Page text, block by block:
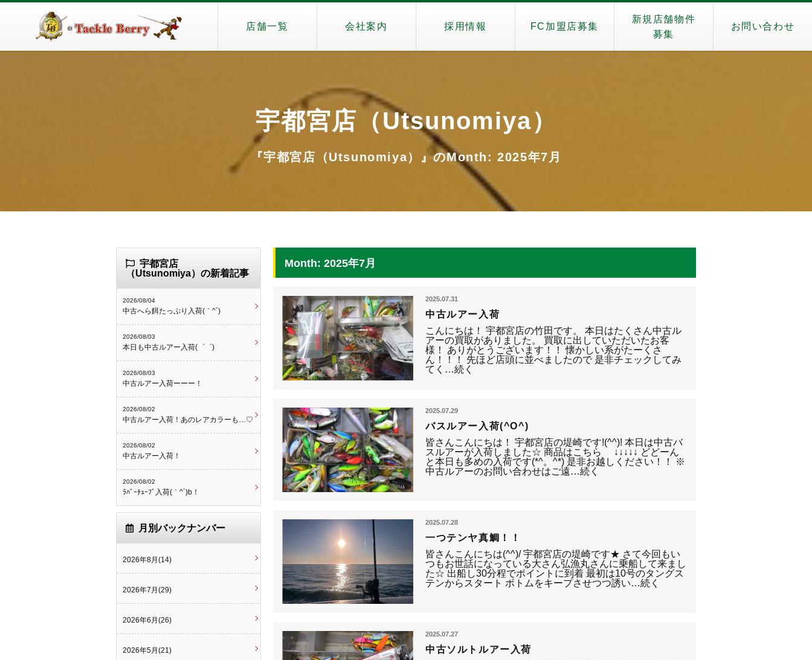
店舗一覧 会社案内 採用情報 FC加盟店募集
新規店舗物件
募集
お問い合わせ
宇都宮店（Utsunomiya）
『宇都宮店（Utsunomiya）』のMonth: 2025年7月
Month: 2025年7月
2025.07.31
中古ルアー入荷
こんにちは！ 宇都宮店の竹田です。 本日はたくさん中古ル
アーの買取がありました。 買取に出していただいたお客
様！ ありがとうございます！！ 懐かしい系がたーくさ
ん！！！ 先ほど店頭に並べましたので 是非チェックしてみ
てく…続く
2025.07.29
バスルアー入荷(^O^)
皆さんこんにちは！ 宇都宮店の堤崎です!(^^)! 本日は中古バ
スルアーが入荷しました☆ 商品はこちら ↓↓↓↓↓ どどーん
と本日も多めの入荷です(*^。^*) 是非お越しください！！ ※
中古ルアーのお問い合わせはご遠…続く
2025.07.28
一つテンヤ真鯛！！
皆さんこんにちは(^^)/ 宇都宮店の堤崎です★ さて今回もい
つもお世話になっている大さん弘漁丸さんに乗船して来まし
た☆ 出船し30分程でポイントに到着 最初は10号のタングス
テンからスタート ボトムをキープさせつつ誘い…続く
2025.07.27
中古ソルトルアー入荷
宇都宮店
（Utsunomiya）の新着記事
2026/08/04
中古へら餌たっぷり入荷(｀^´)
2026/08/03
本日も中古ルアー入荷(゜゜)
2026/08/03
中古ルアー入荷ーーー！
2026/08/02
中古ルアー入荷！あのレアカラーも…♡
2026/08/02
中古ルアー入荷！
2026/08/02
ﾗﾊﾞｰﾁｭｰﾌﾞ入荷(｀^´)b！
月別バックナンバー
2026年8月(14)
2026年7月(29)
2026年6月(26)
2026年5月(21)